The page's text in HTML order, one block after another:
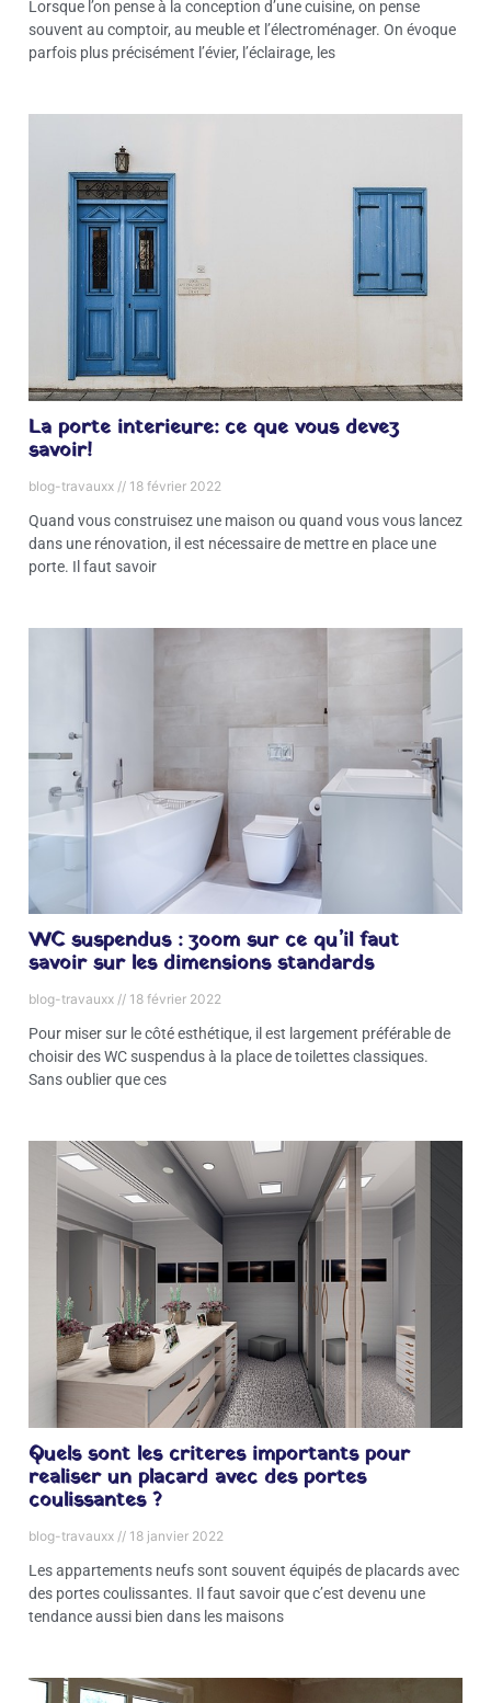
Lorsque l’on pense à la conception d’une cuisine, on pense
souvent au comptoir, au meuble et l’électroménager. On évoque
parfois plus précisément l’évier, l’éclairage, les
La porte interieure: ce que vous devez
savoir!
blog-travauxx 18 février 2022
Quand vous construisez une maison ou quand vous vous lancez
dans une rénovation, il est nécessaire de mettre en place une
porte. Il faut savoir
WC suspendus : zoom sur ce qu’il faut
savoir sur les dimensions standards
blog-travauxx 18 février 2022
Pour miser sur le côté esthétique, il est largement préférable de
choisir des WC suspendus à la place de toilettes classiques.
Sans oublier que ces
Quels sont les criteres importants pour
realiser un placard avec des portes
coulissantes ?
blog-travauxx 18 janvier 2022
Les appartements neufs sont souvent équipés de placards avec
des portes coulissantes. Il faut savoir que c’est devenu une
tendance aussi bien dans les maisons